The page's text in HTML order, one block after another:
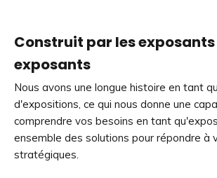
Construit par les
exposants
Nous avons une longue histoire en tant
d'expositions, ce qui nous donne une
comprendre vos besoins en tant
ensemble des solutions pour répondre à
stratégiques.